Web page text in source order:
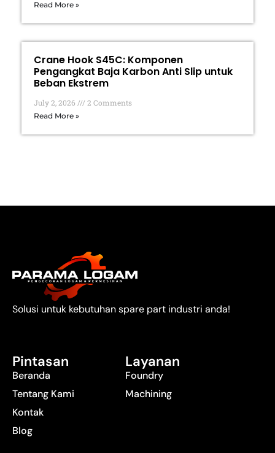
Read More »
Crane Hook S45C: Komponen
Pengangkat Baja Karbon Anti Slip untuk
Beban Ekstrem
July 2, 2026 2 Comments
Read More »
Solusi untuk kebutuhan spare part industri anda!
Pintasan
Beranda
Tentang Kami
Kontak
Blog
Layanan
Foundry
Machining